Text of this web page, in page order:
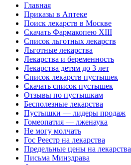
Главная
Приказы в Аптеке
Поиск лекарств в Москве
Скачать Фармакопею XIII
Список льготных лекарств
Льготные лекарства
Лекарства и беременность
Лекарства детям до 3 лет
Список лекарств пустышек
Скачать список пустышек
Отзывы по пустышкам
Бесполезные лекарства
Пустышки — лидеры продаж
Гомеопатия — лженаука
Не могу молчать
Гос Реестр на лекарства
Предельные цены на лекарства
Письма Минздрава